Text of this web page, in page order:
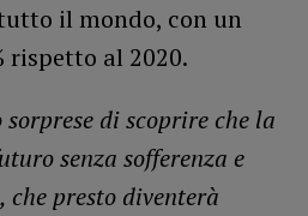
il mondo, con un
rispetto al 2020.
sorprese di scoprire che la
senza sofferenza e
che presto diventerà